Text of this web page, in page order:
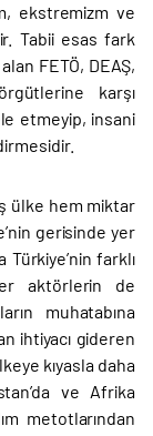
ekstremizm ve
Tabii esas fark
FETÖ, DEAŞ,
karşı
etmeyip, insani
ülke hem miktar
gerisinde yer
Türkiye’nin farklı
aktörlerin de
muhatabına
ihtiyacı gideren
kıyasla daha
ve Afrika
metotlarından